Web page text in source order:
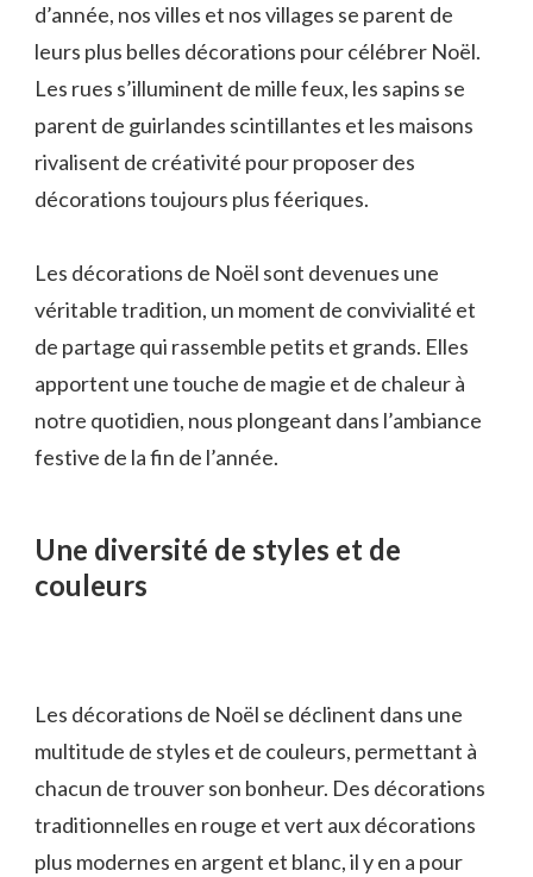
d’année, nos villes et nos villages se parent de
leurs plus belles décorations pour célébrer Noël.
Les rues s’illuminent de mille feux, les sapins se
parent de guirlandes scintillantes et les maisons
rivalisent de créativité pour proposer des
décorations toujours plus féeriques.
Les décorations de Noël sont devenues une
véritable tradition, un moment de convivialité et
de partage qui rassemble petits et grands. Elles
apportent une touche de magie et de chaleur à
notre quotidien, nous plongeant dans l’ambiance
festive de la fin de l’année.
Une diversité de styles et de
couleurs
Les décorations de Noël se déclinent dans une
multitude de styles et de couleurs, permettant à
chacun de trouver son bonheur. Des décorations
traditionnelles en rouge et vert aux décorations
plus modernes en argent et blanc, il y en a pour